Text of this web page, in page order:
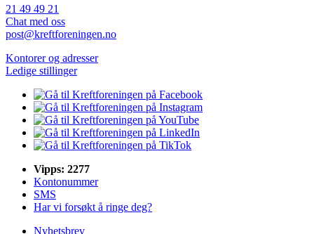
21 49 49 21
Chat med oss
post@kreftforeningen.no
Kontorer og adresser
Ledige stillinger
Vipps: 2277
Kontonummer
SMS
Har vi forsøkt å ringe deg?
Nyhetsbrev